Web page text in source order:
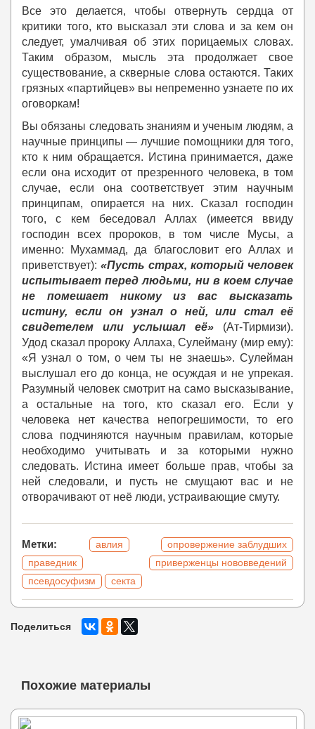
Все это делается, чтобы отвернуть сердца от
критики того, кто высказал эти слова и за кем он
следует, умалчивая об этих порицаемых словах.
Таким образом, мысль эта продолжает свое
существование, а скверные слова остаются. Таких
грязных «партийцев» вы непременно узнаете по их
оговоркам!
Вы обязаны следовать знаниям и ученым людям, а
научные принципы — лучшие помощники для того,
кто к ним обращается. Истина принимается, даже
если она исходит от презренного человека, в том
случае, если она соответствует этим научным
принципам, опирается на них. Сказал господин
того, с кем беседовал Аллах (имеется ввиду
господин всех пророков, в том числе Мусы, а
именно: Мухаммад, да благословит его Аллах и
приветствует): «Пусть страх, который человек
испытывает перед людьми, ни в коем случае
не помешает никому из вас высказать
истину, если он узнал о ней, или стал её
свидетелем или услышал её» (Ат-Тирмизи).
Удод сказал пророку Аллаха, Сулейману (мир ему):
«Я узнал о том, о чем ты не знаешь». Сулейман
выслушал его до конца, не осуждая и не упрекая.
Разумный человек смотрит на само высказывание,
а остальные на того, кто сказал его. Если у
человека нет качества непогрешимости, то его
слова подчиняются научным правилам, которые
необходимо учитывать и за которыми нужно
следовать. Истина имеет больше прав, чтобы за
ней следовали, и пусть не смущают вас и не
отворачивают от неё люди, устраивающие смуту.
Метки: авлия
опровержение заблудших
праведник
приверженцы нововведений
псевдосуфизм
секта
Поделиться
Похожие материалы